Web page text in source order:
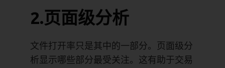
2.页面级分析
文件打开率只是其中的一部分。页面级分
析显示哪些部分最受关注。这有助于交易